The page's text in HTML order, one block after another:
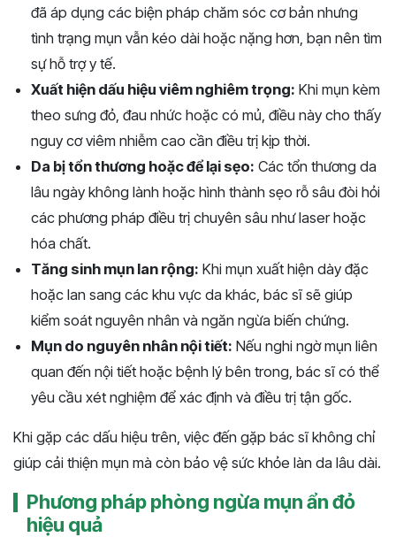
đã áp dụng các biện pháp chăm sóc cơ bản nhưng
tình trạng mụn vẫn kéo dài hoặc nặng hơn, bạn nên tìm
sự hỗ trợ y tế.
Xuất hiện dấu hiệu viêm nghiêm trọng: Khi mụn kèm
theo sưng đỏ, đau nhức hoặc có mủ, điều này cho thấy
nguy cơ viêm nhiễm cao cần điều trị kịp thời.
Da bị tổn thương hoặc để lại sẹo: Các tổn thương da
lâu ngày không lành hoặc hình thành sẹo rỗ sâu đòi hỏi
các phương pháp điều trị chuyên sâu như laser hoặc
hóa chất.
Tăng sinh mụn lan rộng: Khi mụn xuất hiện dày đặc
hoặc lan sang các khu vực da khác, bác sĩ sẽ giúp
kiểm soát nguyên nhân và ngăn ngừa biến chứng.
Mụn do nguyên nhân nội tiết: Nếu nghi ngờ mụn liên
quan đến nội tiết hoặc bệnh lý bên trong, bác sĩ có thể
yêu cầu xét nghiệm để xác định và điều trị tận gốc.
Khi gặp các dấu hiệu trên, việc đến gặp bác sĩ không chỉ
giúp cải thiện mụn mà còn bảo vệ sức khỏe làn da lâu dài.
Phương pháp phòng ngừa mụn ẩn đỏ
hiệu quả